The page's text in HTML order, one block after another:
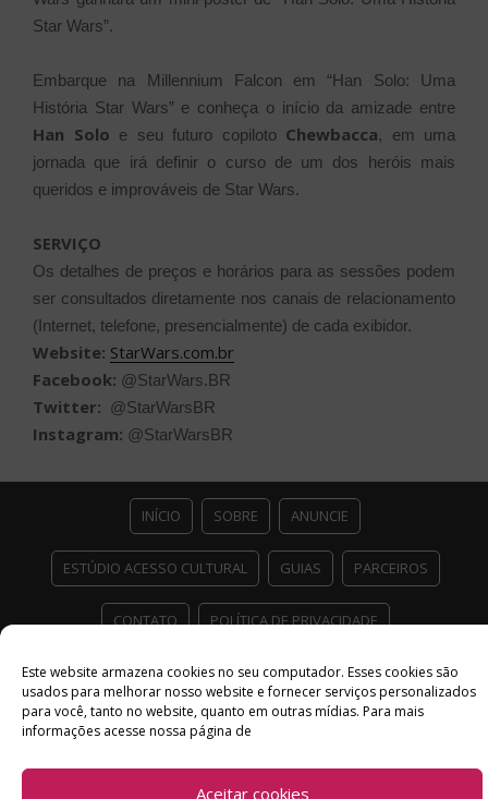
Este website armazena cookies no seu computador. Esses cookies são
usados ​​para melhorar nosso website e fornecer serviços personalizados
para você, tanto no website, quanto em outras mídias. Para mais
informações acesse nossa página de
Aceitar cookies
Star Wars”.
Embarque na Millennium Falcon em “Han Solo: Uma
História Star Wars” e conheça o início da amizade entre
Han Solo e seu futuro copiloto Chewbacca, em uma
jornada que irá definir o curso de um dos heróis mais
queridos e improváveis de Star Wars.
SERVIÇO
Os detalhes de preços e horários para as sessões podem
ser consultados diretamente nos canais de relacionamento
(Internet, telefone, presencialmente) de cada exibidor.
Website: StarWars.com.br
Facebook: @StarWars.BR
Twitter: @StarWarsBR
Instagram: @StarWarsBR
INÍCIO SOBRE ANUNCIE
ESTÚDIO ACESSO CULTURAL GUIAS PARCEIROS
CONTATO POLÍTICA DE PRIVACIDADE
Facebook
TwitterInstagram
Youtube
Copyright©2026 Acesso Cultural - Arte, Cultura Pop e Entretenimento
Desenvolvido por